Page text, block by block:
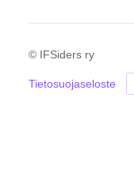
© IFSiders ry
Tietosuojaseloste